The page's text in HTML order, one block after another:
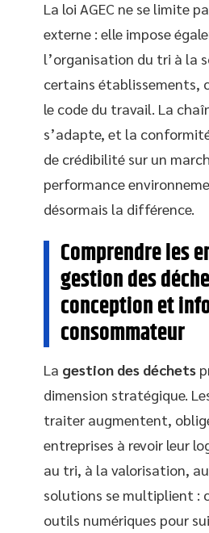
La loi AGEC ne se limite
externe : elle impose
l’organisation du tri à la
certains établissements,
le code du travail. La
s’adapte, et la
de crédibilité sur un
performance
désormais la différence.
Comprendre les
gestion des
conception et
consommateur
La gestion des déchets
dimension stratégique.
traiter augmentent,
entreprises à revoir leur
au tri, à la valorisation, au
solutions se multiplient :
outils numériques pour